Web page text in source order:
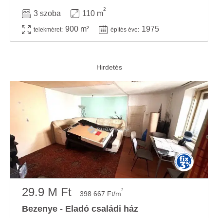
3 szoba 110 m
2
telekméret: 900 m² építés éve: 1975
29.9 M Ft 398 667 Ft/m2
Bezenye - Eladó családi ház